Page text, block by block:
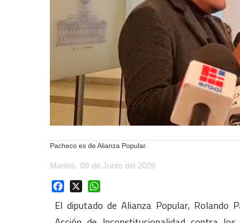
Pacheco es de Alianza Popular.
Martes, 09 de Junio del 2026
Facebook
El diputado de Alianza Popular, Rolando